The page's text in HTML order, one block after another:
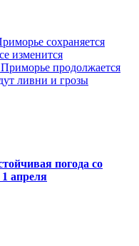
сохраняется
изменится
продолжается
ливни и грозы
погода со
1 апреля